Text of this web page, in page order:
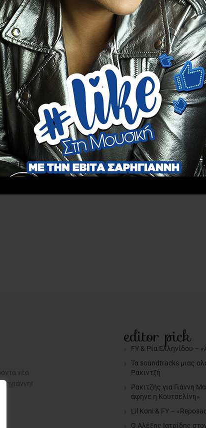
νέα
editor pick
FY & Ρία Ελληνίδου –
Τα soundtracks μιας
Ρακιντζή
Ρακιτζής για Γιάννη
άφηνε η Κουτσελίνη»
Lil Koni & FY –
Ο Αλέξης Ιατρίδης